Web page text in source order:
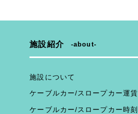
施設紹介 about
施設について
ケーブルカー/スロープカー運賃
ケーブルカー/スロープカー時刻